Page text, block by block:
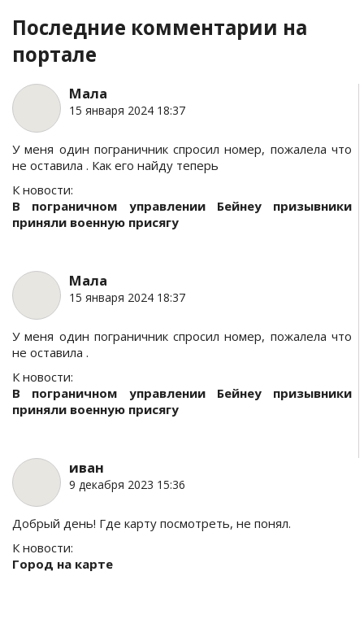
Последние комментарии на
портале
Мала
15 января 2024 18:37
У меня один пограничник спросил номер, пожалела что
не оставила . Как его найду теперь
К новости:
В пограничном управлении Бейнеу призывники
приняли военную присягу
Мала
15 января 2024 18:37
У меня один пограничник спросил номер, пожалела что
не оставила .
К новости:
В пограничном управлении Бейнеу призывники
приняли военную присягу
иван
9 декабря 2023 15:36
Добрый день! Где карту посмотреть, не понял.
К новости:
Город на карте